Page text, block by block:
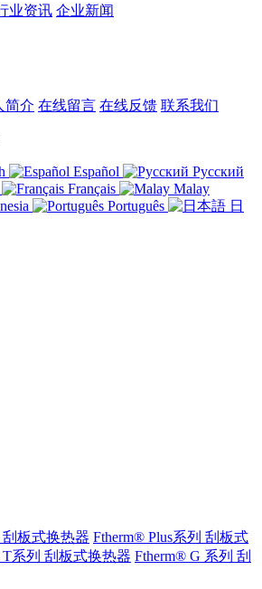
业资讯 企业新闻
简介 在线留言 在线反馈 联系我们
Español
Русский
Français
Malay
Português
日
板式换热器 Ftherm® Plus系列 刮板式
T系列 刮板式换热器 Ftherm® G 系列 刮